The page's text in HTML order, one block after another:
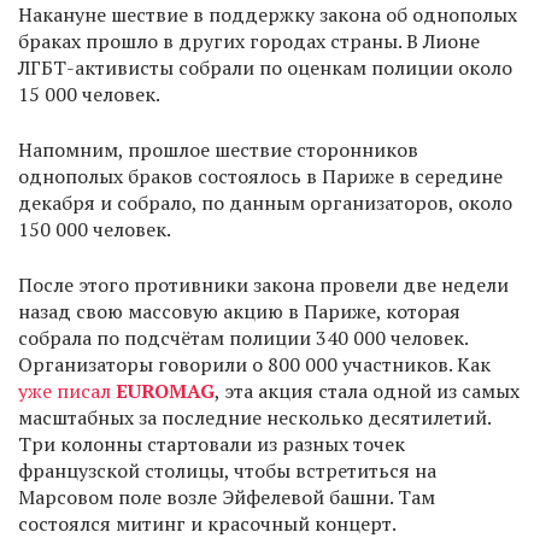
Накануне шествие в поддержку закона об однополых
браках прошло в других городах страны. В Лионе
ЛГБТ-активисты собрали по оценкам полиции около
15 000 человек.
Напомним, прошлое шествие сторонников
однополых браков состоялось в Париже в середине
декабря и собрало, по данным организаторов, около
150 000 человек.
После этого противники закона провели две недели
назад свою массовую акцию в Париже, которая
собрала по подсчётам полиции 340 000 человек.
Организаторы говорили о 800 000 участников. Как
уже писалEUROMAG, эта акция стала одной из самых
масштабных за последние несколько десятилетий.
Три колонны стартовали из разных точек
французской столицы, чтобы встретиться на
Марсовом поле возле Эйфелевой башни. Там
состоялся митинг и красочный концерт.